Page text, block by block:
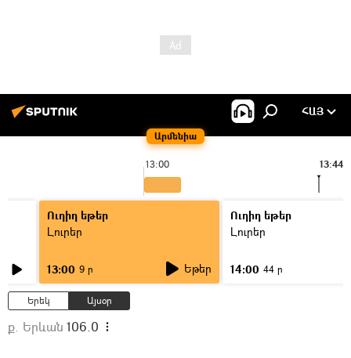
Արմենիա
ՀԱՅ
13:00 13:44
Ուղիղ եթեր
Լուրեր
13:00 9 ր Եթեր
Ուղիղ եթեր
Լուրեր
14:00 44 ր
Երեկ Այսօր
ք. Երևան 106.0